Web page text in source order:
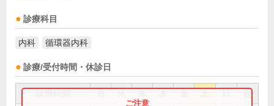
診療科目
内科 循環器内科
診療/受付時間・休診日
祝